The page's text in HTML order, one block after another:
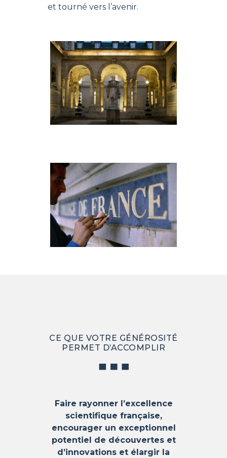
et tourné vers l’avenir.
CE QUE VOTRE GÉNÉROSITÉ
PERMET D’ACCOMPLIR
Faire rayonner l’excellence
scientifique française,
encourager un exceptionnel
potentiel de découvertes et
d’innovations et élargir la